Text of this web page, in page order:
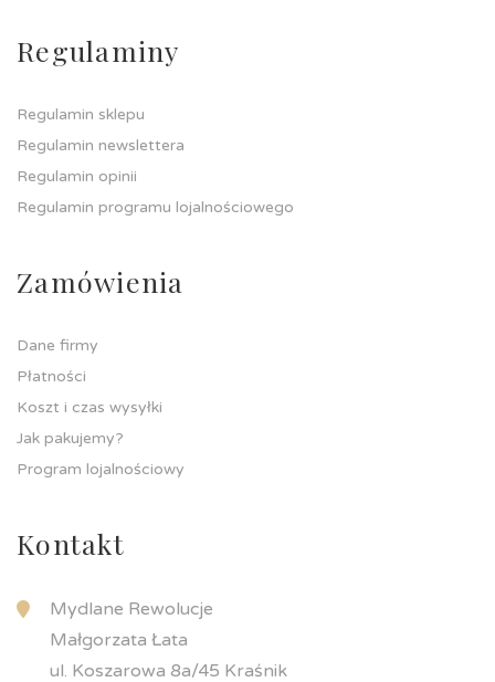
Regulaminy
Regulamin sklepu
Regulamin newslettera
Regulamin opinii
Regulamin programu lojalnościowego
Zamówienia
Dane firmy
Płatności
Koszt i czas wysyłki
Jak pakujemy?
Program lojalnościowy
Kontakt
Mydlane Rewolucje
Małgorzata Łata
ul. Koszarowa 8a/45 Kraśnik